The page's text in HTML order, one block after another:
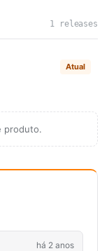
1 releases
Atual
produto.
há 2 anos